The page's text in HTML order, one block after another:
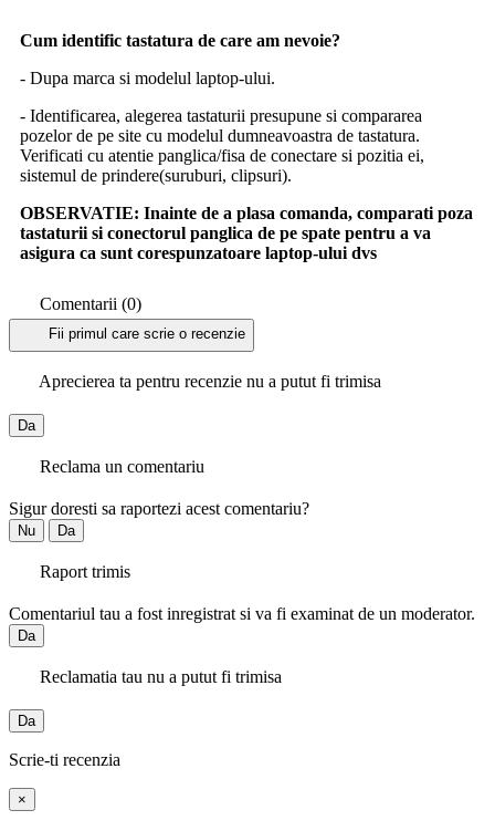
Cum identific tastatura de care am nevoie?
- Dupa marca si modelul laptop-ului.
- Identificarea, alegerea tastaturii presupune si compararea
pozelor de pe site cu modelul dumneavoastra de tastatura.
Verificati cu atentie panglica/fisa de conectare si pozitia ei,
sistemul de prindere(suruburi, clipsuri).
OBSERVATIE: Inainte de a plasa comanda, comparati poza
tastaturii si conectorul panglica de pe spate pentru a va
asigura ca sunt corespunzatoare laptop-ului dvs
Comentarii (0)
Fii primul care scrie o recenzie
Aprecierea ta pentru recenzie nu a putut fi trimisa
Da
Reclama un comentariu
Sigur doresti sa raportezi acest comentariu?
Nu Da
Raport trimis
Comentariul tau a fost inregistrat si va fi examinat de un moderator.
Da
Reclamatia tau nu a putut fi trimisa
Da
Scrie-ti recenzia
×